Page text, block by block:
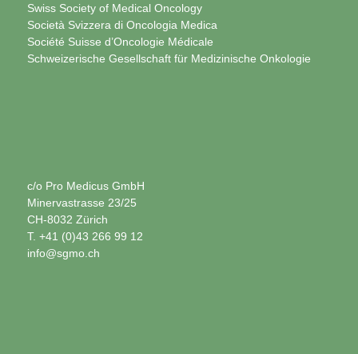
Swiss Society of Medical Oncology
Società Svizzera di Oncologia Medica
Société Suisse d’Oncologie Médicale
Schweizerische Gesellschaft für Medizinische Onkologie
c/o Pro Medicus GmbH
Minervastrasse 23/25
CH-8032 Zürich
T. +41 (0)43 266 99 12
info@sgmo.ch